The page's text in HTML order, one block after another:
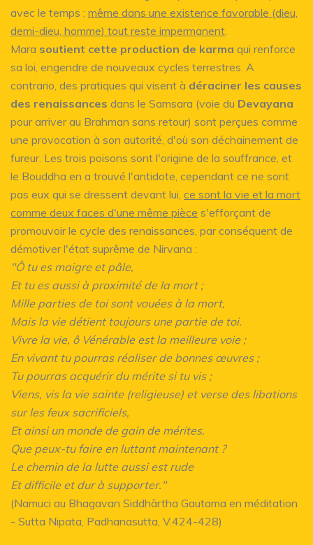
avec le temps : même dans une existence favorable (dieu,
demi-dieu, homme) tout reste impermanent
Mara soutient cette production de karma qui renforce
sa loi, engendre de nouveaux cycles terrestres. A
contrario, des pratiques qui visent à déraciner les causes
des renaissances dans le Samsara (voie du Devayana
pour arriver au Brahman sans retour) sont perçues comme
une provocation à son autorité, d'où son déchainement de
fureur. Les trois poisons sont l'origine de la souffrance, et
le Bouddha en a trouvé l'antidote, cependant ce ne sont
pas eux qui se dressent devant lui, ce sont la vie et la mort
comme deux faces d'une même pièce s'efforçant de
promouvoir le cycle des renaissances, par conséquent de
démotiver l'état suprême de Nirvana :
"Ô tu es maigre et pâle,
Et tu es aussi à proximité de la mort ;
Mille parties de toi sont vouées à la mort,
Mais la vie détient toujours une partie de toi.
Vivre la vie, ô Vénérable est la meilleure voie ;
En vivant tu pourras réaliser de bonnes œuvres ;
Tu pourras acquérir du mérite si tu vis ;
Viens, vis la vie sainte (religieuse) et verse des libations
sur les feux sacrificiels,
Et ainsi un monde de gain de mérites.
Que peux-tu faire en luttant maintenant ?
Le chemin de la lutte aussi est rude
Et difficile et dur à supporter."
(Namuci au Bhagavan Siddhārtha Gautama en méditation
- Sutta Nipata, Padhanasutta, V.424-428)